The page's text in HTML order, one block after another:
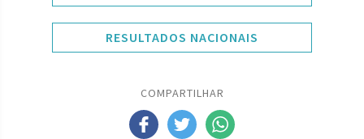
RESULTADOS NACIONAIS
COMPARTILHAR